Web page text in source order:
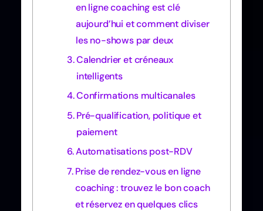
en ligne coaching est clé
aujourd’hui et comment diviser
les no-shows par deux
Calendrier et créneaux
intelligents
Confirmations multicanales
Pré-qualification, politique et
paiement
Automatisations post-RDV
Prise de rendez-vous en ligne
coaching : trouvez le bon coach
et réservez en quelques clics